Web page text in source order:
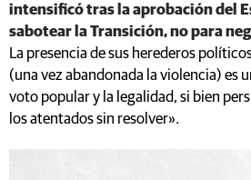
intensificó tras la aprobación del
sabotear la Transición, no para
La presencia de sus herederos
(una vez abandonada la violencia) es
voto popular y la legalidad, si bien
los atentados sin resolver».